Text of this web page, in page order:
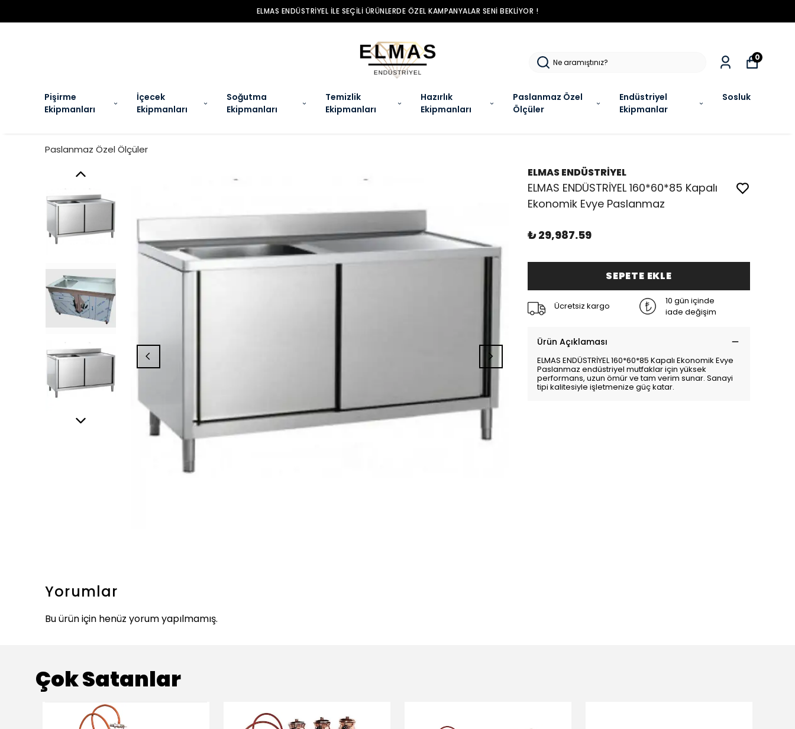
ELMAS ENDÜSTRIYEL ILE SEÇILI ÜRÜNLERDE ÖZEL KAMPANYALAR SENI BEKLIYOR !
Pişirme
Ekipmanları
İçecek
Ekipmanları
Soğutma
Ekipmanları
Temizlik
Ekipmanları
Hazırlık
Ekipmanları
Paslanmaz Özel
Ölçüler
Endüstriyel
Ekipmanlar
Sosluk
0
Paslanmaz Özel Ölçüler
ELMAS ENDÜSTRİYEL
ELMAS ENDÜSTRİYEL 160*60*85 Kapalı
Ekonomik Evye Paslanmaz
₺ 29,987.59
SEPETE EKLE
Ücretsiz kargo
10 gün içinde
iade değişim
Ürün Açıklaması
ELMAS ENDÜSTRİYEL 160*60*85 Kapalı Ekonomik Evye
Paslanmaz endüstriyel mutfaklar için yüksek
performans, uzun ömür ve tam verim sunar. Sanayi
tipi kalitesiyle işletmenize güç katar.
Yorumlar
Bu ürün için henüz yorum yapılmamış.
Çok Satanlar